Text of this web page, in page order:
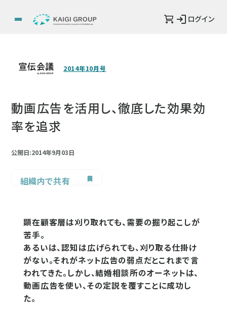
ログイン
2014年10月号
動画広告を活用し、徹底した効果効
率を追求
公開日:2014年9月03日
組織内で共有
顕在顧客層は刈り取れても、需要の掘り起こしが
苦手。
あるいは、認知は広げられても、刈り取る仕掛け
がない。それがネット広告の弱点だとこれまで言
われてきた。しかし、結婚相談所のオーネットは、
動画広告を使い、その定説を覆すことに成功し
た。